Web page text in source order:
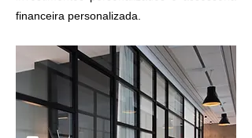
financeira personalizada.